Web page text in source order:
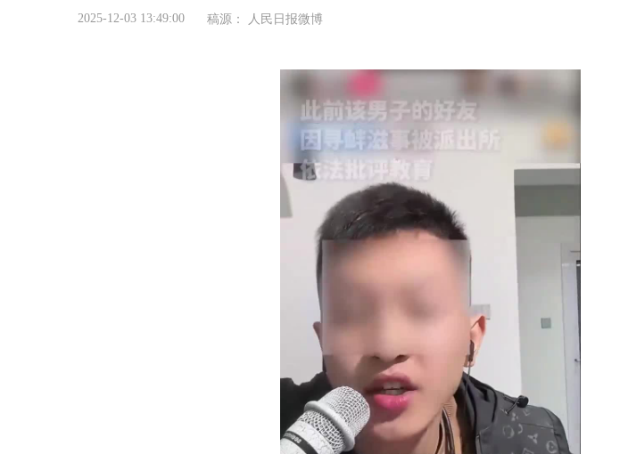
2025-12-03 13:49:00 稿源： 人民日报微博